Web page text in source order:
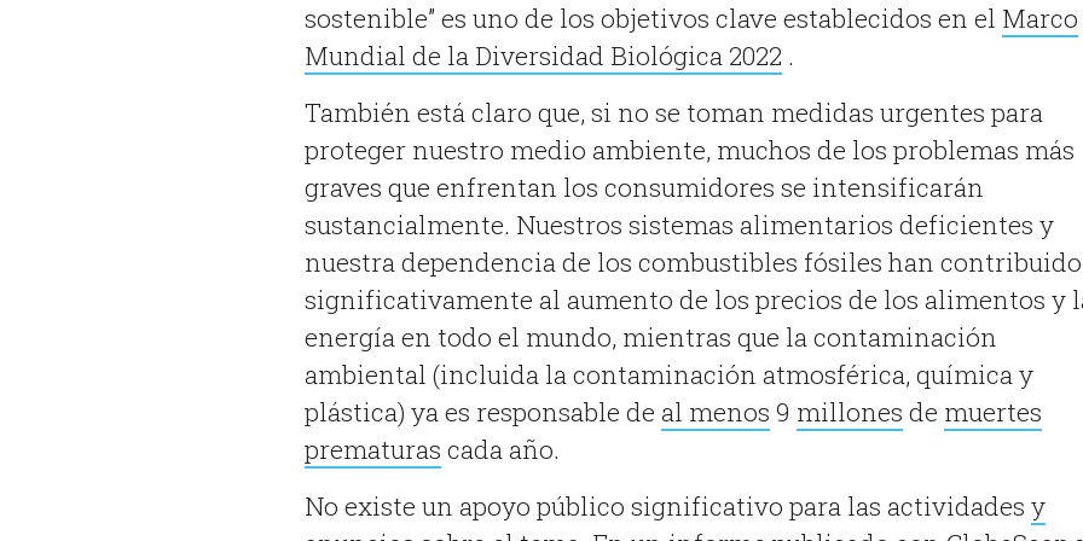
sostenible” es uno de los objetivos clave establecidos en el Marco
Mundial de la Diversidad Biológica 2022 .
También está claro que, si no se toman medidas urgentes para
proteger nuestro medio ambiente, muchos de los problemas más
graves que enfrentan los consumidores se intensificarán
sustancialmente. Nuestros sistemas alimentarios deficientes y
nuestra dependencia de los combustibles fósiles han contribuido
significativamente al aumento de los precios de los alimentos y
energía en todo el mundo, mientras que la contaminación
ambiental (incluida la contaminación atmosférica, química y
plástica) ya es responsable de al menos 9 millones de muertes
prematuras cada año.
No existe un apoyo público significativo para las actividades y